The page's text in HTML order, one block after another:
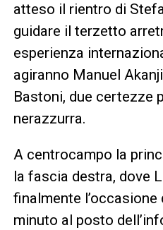
atteso il rientro di
guidare il terzetto
esperienza
agiranno Manuel
Bastoni, due certezze
nerazzurra.
A centrocampo la
la fascia destra, dove
finalmente
minuto al posto